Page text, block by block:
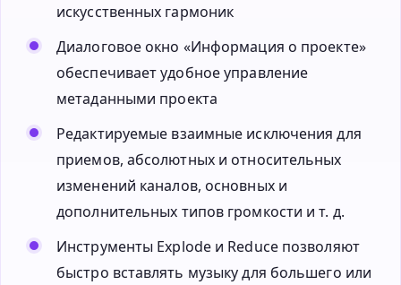
искусственных гармоник
Диалоговое окно «Информация о проекте»
обеспечивает удобное управление
метаданными проекта
Редактируемые взаимные исключения для
приемов, абсолютных и относительных
изменений каналов, основных и
дополнительных типов громкости и т. д.
Инструменты Explode и Reduce позволяют
быстро вставлять музыку для большего или